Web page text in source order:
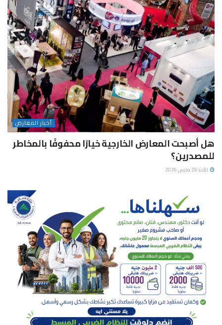
أخبار المعارض
هل أصبحت المعارض الخارجية خيارًا محفوفًا بالمخاطر
للمصدرين؟
الأحد 29 مارس 2026